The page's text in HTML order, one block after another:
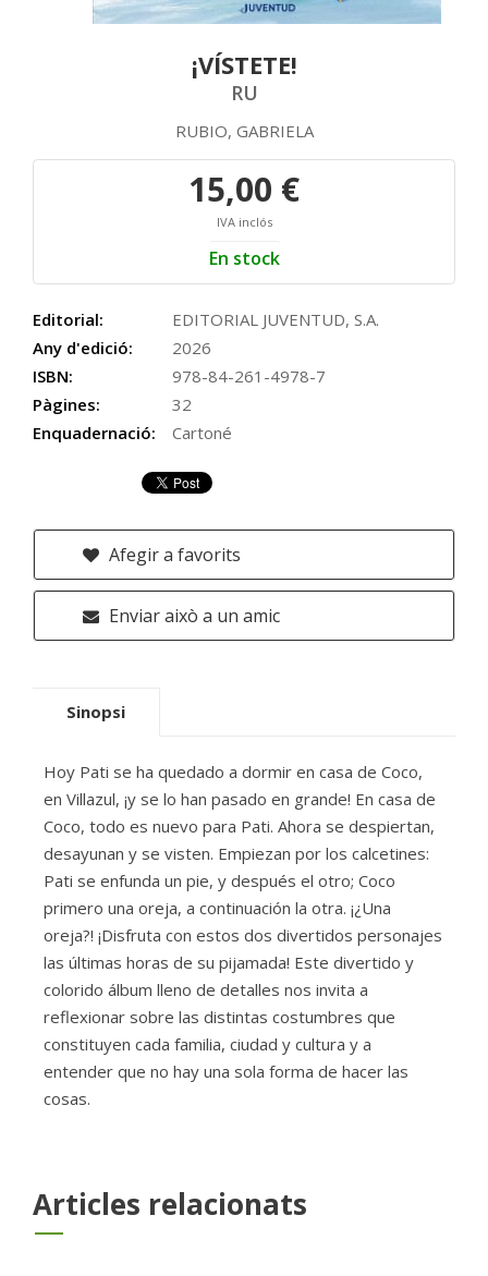
¡VÍSTETE!
RU
RUBIO, GABRIELA
15,00 €
IVA inclós
En stock
Editorial:
EDITORIAL JUVENTUD, S.A.
Any d'edició:
2026
ISBN:
978-84-261-4978-7
Pàgines:
32
Enquadernació:
Cartoné
Afegir a favorits
Enviar això a un amic
Sinopsi
Hoy Pati se ha quedado a dormir en casa de Coco,
en Villazul, ¡y se lo han pasado en grande! En casa de
Coco, todo es nuevo para Pati. Ahora se despiertan,
desayunan y se visten. Empiezan por los calcetines:
Pati se enfunda un pie, y después el otro; Coco
primero una oreja, a continuación la otra. ¡¿Una
oreja?! ¡Disfruta con estos dos divertidos personajes
las últimas horas de su pijamada! Este divertido y
colorido álbum lleno de detalles nos invita a
reflexionar sobre las distintas costumbres que
constituyen cada familia, ciudad y cultura y a
entender que no hay una sola forma de hacer las
cosas.
Articles relacionats